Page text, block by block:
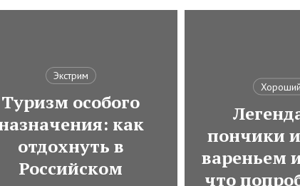
Экстрим
Туризм особого
как
отдохнуть в
Российском
пончики и
вареньем
что